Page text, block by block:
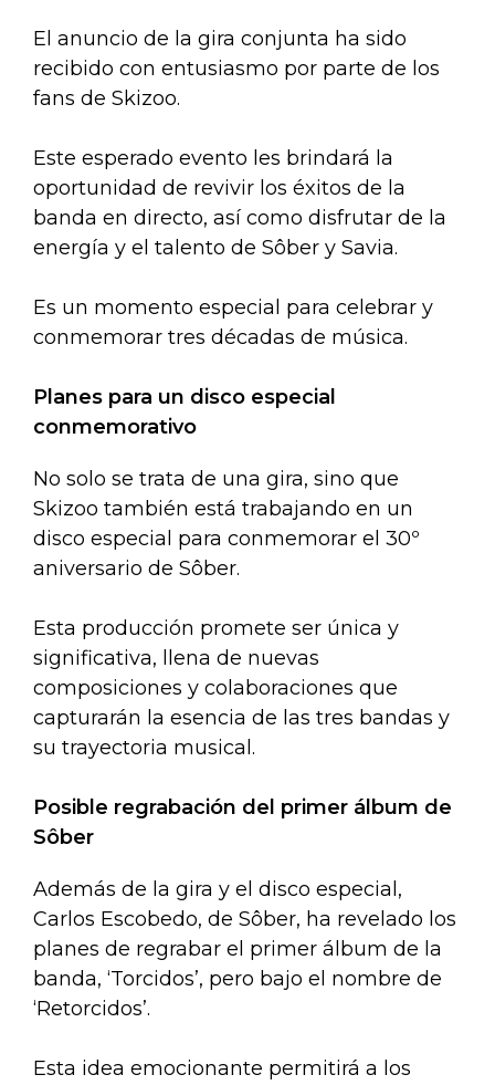
El anuncio de la gira conjunta ha sido
recibido con entusiasmo por parte de los
fans de Skizoo.
Este esperado evento les brindará la
oportunidad de revivir los éxitos de la
banda en directo, así como disfrutar de la
energía y el talento de Sôber y Savia.
Es un momento especial para celebrar y
conmemorar tres décadas de música.
Planes para un disco especial
conmemorativo
No solo se trata de una gira, sino que
Skizoo también está trabajando en un
disco especial para conmemorar el 30º
aniversario de Sôber.
Esta producción promete ser única y
significativa, llena de nuevas
composiciones y colaboraciones que
capturarán la esencia de las tres bandas y
su trayectoria musical.
Posible regrabación del primer álbum de
Sôber
Además de la gira y el disco especial,
Carlos Escobedo, de Sôber, ha revelado los
planes de regrabar el primer álbum de la
banda, ‘Torcidos’, pero bajo el nombre de
‘Retorcidos’.
Esta idea emocionante permitirá a los